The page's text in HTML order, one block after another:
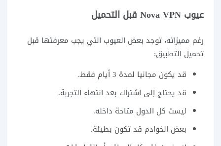
عيوب Nova VPN قبل التحميل
رغم مميزاته، توجد بعض العيوب التي يجب معرفتها قبل
تحميل التطبيق:
قد يكون مجانيا لمدة 3 أيام فقط.
قد يحتاج إلى اشتراك بعد انتهاء التجربة.
ليست كل الدول متاحة داخله.
بعض الخوادم قد تكون بطيئة.